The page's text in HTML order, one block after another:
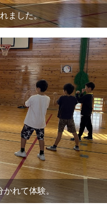
ました。
かれて体験。